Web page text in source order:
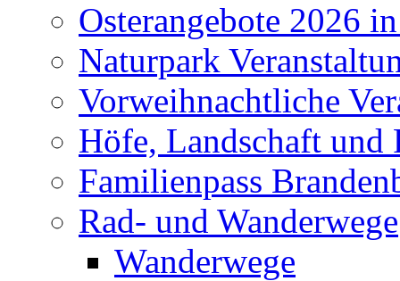
Osterangebote 2026
Naturpark
Vorweihnachtliche
Höfe, Landschaft und
Familienpass
Rad- und Wanderwege
Wanderwege